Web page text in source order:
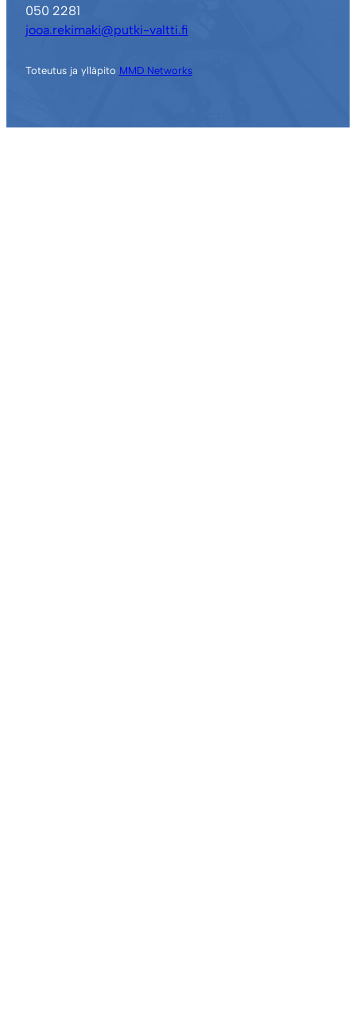
050 2281
jooa.rekimaki@putki-valtti.fi
Toteutus ja ylläpito MMD Networks